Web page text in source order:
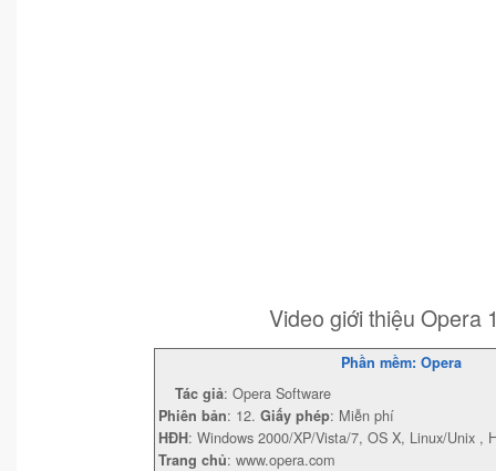
Video giới thiệu Opera
Phần mềm: Opera
Tác giả: Opera Software
Phiên bản: 12. Giấy phép: Miễn phí
HĐH: Windows 2000/XP/Vista/7, OS X, Linux/Unix ,
Trang chủ: www.opera.com